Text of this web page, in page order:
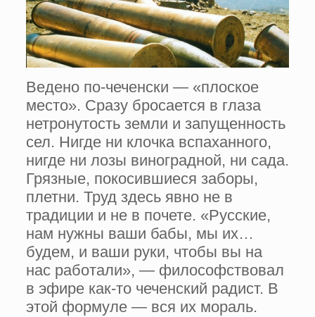
Ведено по-чеченски — «плоское
место». Сразу бросается в глаза
нетронутость земли и запущенность
сел. Нигде ни клочка вспаханного,
нигде ни лозы виноградной, ни сада.
Грязные, покосившиеся заборы,
плетни. Труд здесь явно не в
традиции и не в почете. «Русские,
нам нужны ваши бабы, мы их…
будем, и ваши руки, чтобы вы на
нас работали», — философствовал
в эфире как-то чеченский радист. В
этой формуле — вся их мораль.